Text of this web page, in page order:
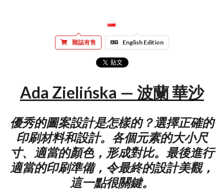
雜誌有售 English Edition
Ada Zielińska — 波蘭 華沙
優秀的圖案設計是怎樣的？選擇正確的
印刷材料和設計。各個元素的大小尺
寸、適當的顏色，形成對比。最後進行
適當的印刷準備，令最終的設計美觀，
這一點很關鍵。